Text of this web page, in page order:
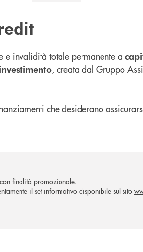
e invalidità totale permanente a
, creata dal Gruppo
che desiderano
finalità promozionale.
il set informativo disponibile sul sito